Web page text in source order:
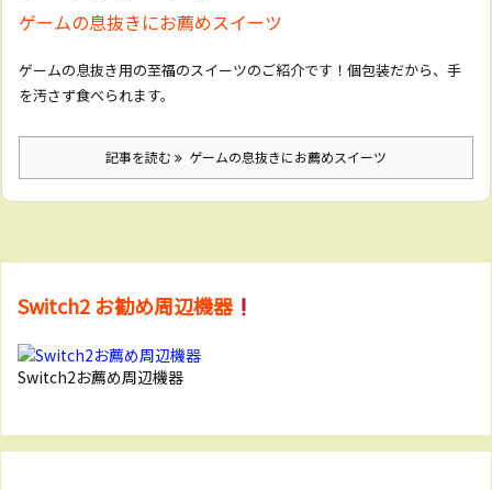
ゲームの息抜きにお薦めスイーツ
ゲームの息抜き用の至福のスイーツのご紹介です！個包装だから、手
を汚さず食べられます。
記事を読む ゲームの息抜きにお薦めスイーツ
Switch2 お勧め周辺機器
Switch2お薦め周辺機器